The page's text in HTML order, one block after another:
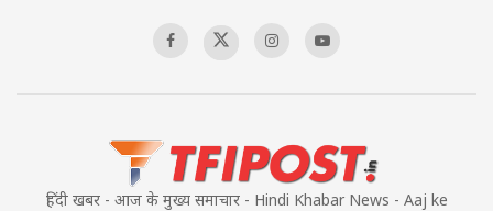
हिंदी खबर - आज के मुख्य समाचार - Hindi Khabar News - Aaj ke